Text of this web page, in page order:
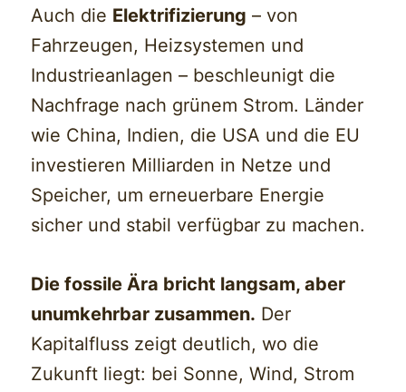
Auch die Elektrifizierung – von
Fahrzeugen, Heizsystemen und
Industrieanlagen – beschleunigt die
Nachfrage nach grünem Strom. Länder
wie China, Indien, die USA und die EU
investieren Milliarden in Netze und
Speicher, um erneuerbare Energie
sicher und stabil verfügbar zu machen.
Die fossile Ära bricht langsam, aber
unumkehrbar zusammen. Der
Kapitalfluss zeigt deutlich, wo die
Zukunft liegt: bei Sonne, Wind, Strom